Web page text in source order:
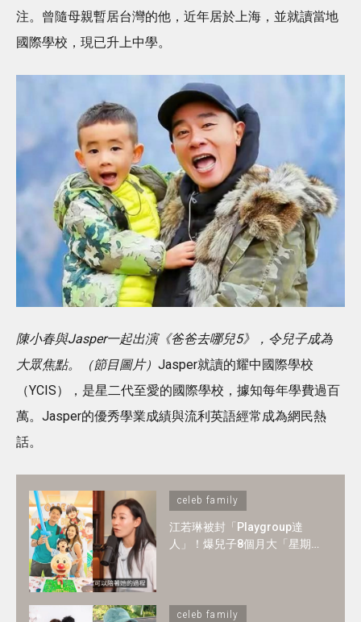
注。曾隨母親暫居台灣的他，近年居於上海，並就讀當地
國際學校，現已升上中學。
陳小春與Jasper一起出演《爸爸去哪兒5》，令兒子成為
大眾焦點。（節目圖片） Jasper就讀的耀中國際學校
（YCIS），是星二代至愛的國際學校，據知每年學費過百
萬。Jasper的優秀學業成績與流利英語經常成為網民熱
話。
celeb family
江若琳被封「Playgroup達
人」！爆兒子8個月大「星期
celeb family